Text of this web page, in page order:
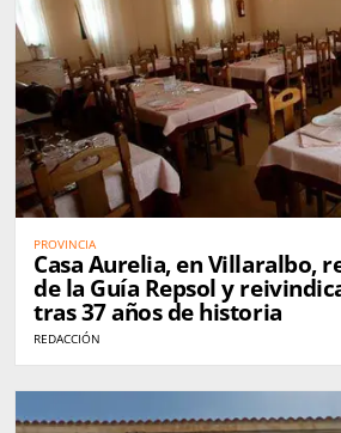
PROVINCIA
Casa Aurelia, en Villaralbo,
de la Guía Repsol y
tras 37 años de historia
REDACCIÓN